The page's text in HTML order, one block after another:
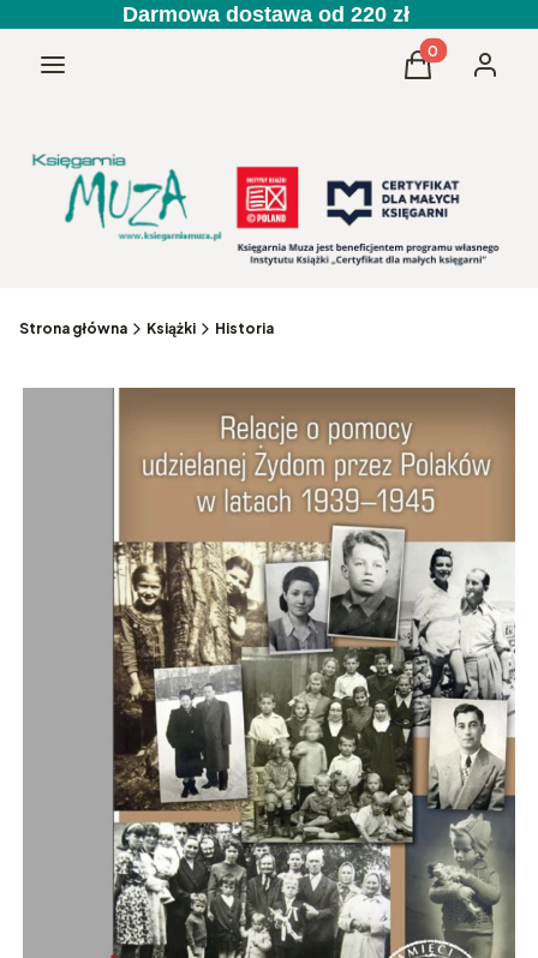
Darmowa dostawa od 220 zł
Menu Produkty w
Koszyk
Strona główna Książki Historia